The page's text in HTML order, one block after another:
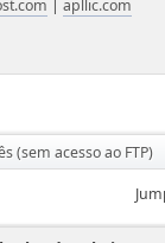
| apllic.com
(sem acesso ao FTP)